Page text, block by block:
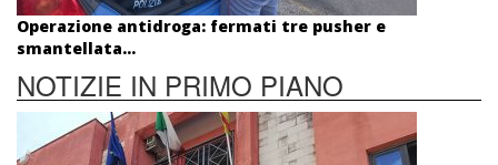
Operazione antidroga: fermati tre pusher e
smantellata...
NOTIZIE IN PRIMO PIANO